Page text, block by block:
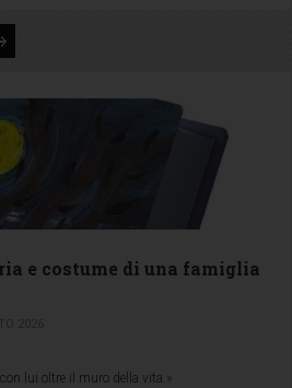
e costume di una famiglia
lui oltre il muro della vita.»